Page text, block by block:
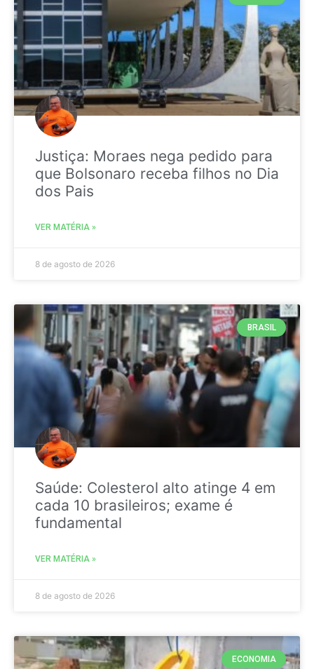
Justiça: Moraes nega pedido para
que Bolsonaro receba filhos no Dia
dos Pais
VER MATÉRIA »
8 de agosto de 2026
BRASIL
Saúde: Colesterol alto atinge 4 em
cada 10 brasileiros; exame é
fundamental
VER MATÉRIA »
8 de agosto de 2026
ECONOMIA